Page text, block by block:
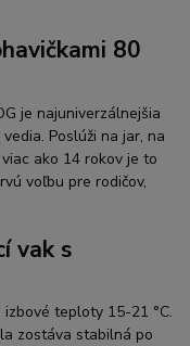
80
je najuniverzálnejšia
Poslúži na jar, na
ako 14 rokov je to
voľbu pre rodičov,
vak s
teploty 15-21 °C.
zostáva stabilná po